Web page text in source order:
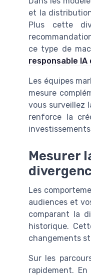
et la
Plus cette
ce type de
responsable IA
Les équipes
mesure
vous surveillez
renforce la
Mesurer
Les
audiences et
comparant la
historique.
changements
Sur les
rapidement.